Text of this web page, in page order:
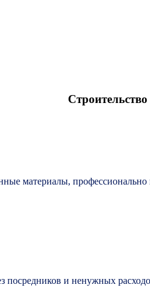
материалы,
посредников и ненужных